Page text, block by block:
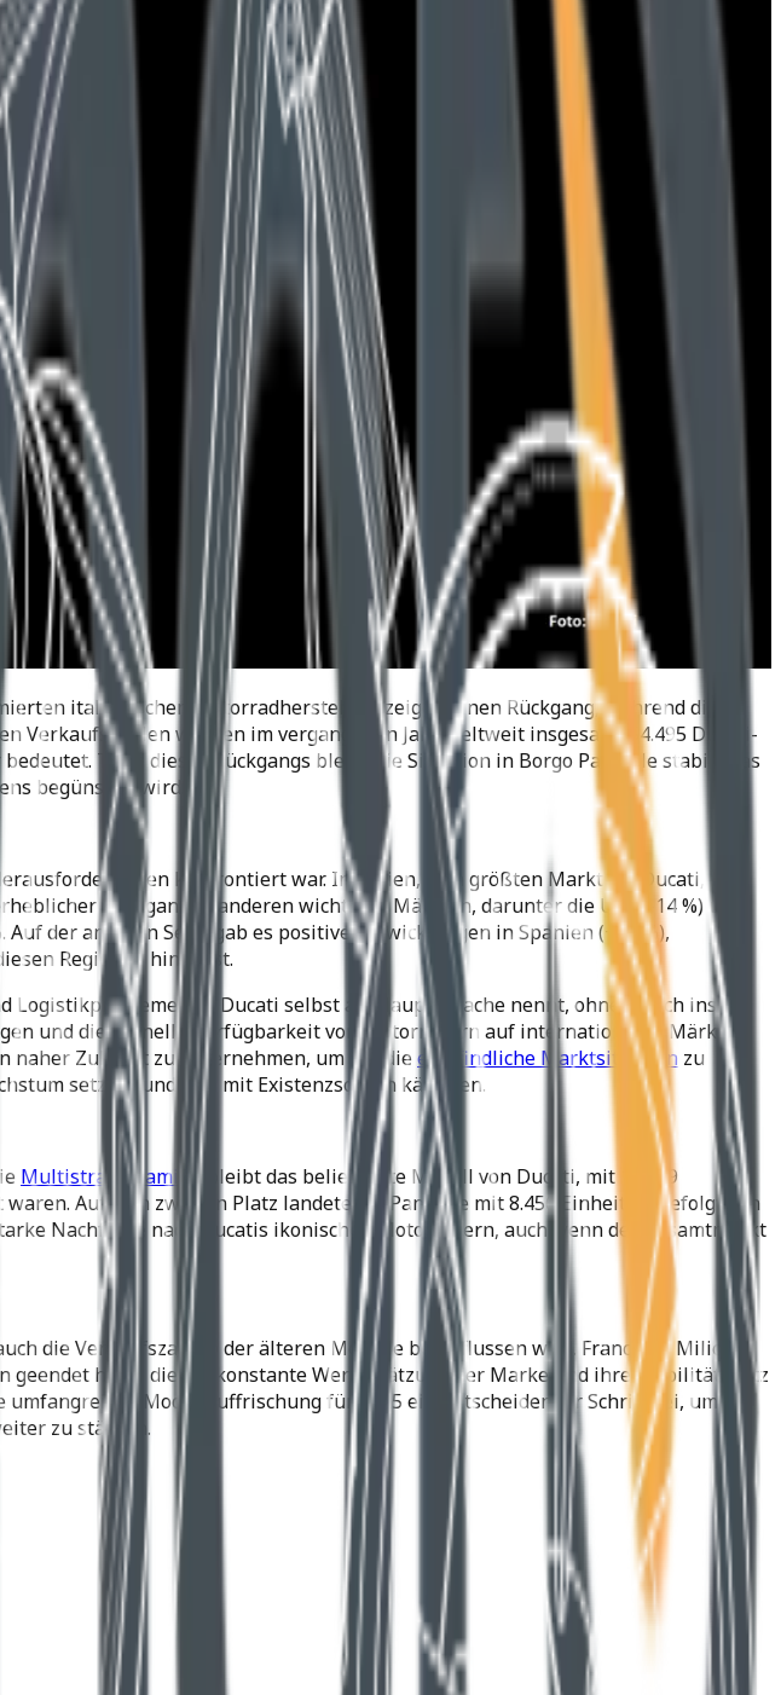
italienischen Motorradherstellers zeigen einen Rückgang, während die
wurden im vergangenen Jahr weltweit insgesamt 54.495 Ducati-
Trotz dieses Rückgangs bleibt die Situation in Borgo Panigale stabil, was
begünstigt wird.
konfrontiert war. In Italien, dem größten Markt für Ducati,
Rückgang in anderen wichtigen Märkten, darunter die USA (-14 %) und
der anderen Seite gab es positive Entwicklungen in Spanien (+10 %),
Regionen hinweist.
die Ducati selbst als Hauptursache nennt, ohne jedoch ins
und die schnelle Verfügbarkeit von Motorrädern auf internationalen Märkten.
naher Zukunft zu unternehmen, um auf dieempfindliche Marktsituation zu
setzten und nun mit Existenzsorgen kämpfen.
Multistrada-Familiebleibt das beliebteste Modell von Ducati, mit 13.069
Auf dem zweiten Platz landete die Panigale mit 8.456 Einheiten, gefolgt von
Nachfrage nach Ducatis ikonischen Motorrädern, auch wenn der Gesamtmarkt
die Verkaufszahlen der älteren Modelle beeinflussen wird. Francesco Milicia,
geendet habe, die die konstante Wertschätzung der Marke und ihre Stabilität trotz
Modellauffrischung für 2025 ein entscheidender Schritt sei, um die
zu stärken.